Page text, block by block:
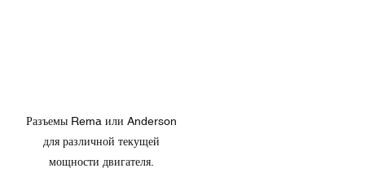
Разъемы Rema или Anderson
для различной текущей
мощности двигателя.